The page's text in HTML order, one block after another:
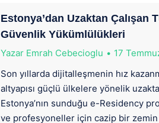
Estonya’dan Uzaktan Çalışan
Güvenlik Yükümlülükleri
Yazar Emrah Cebecioglu
17
Son yıllarda dijitalleşmenin hız
altyapısı güçlü ülkelere yönelik
Estonya’nın sunduğu e-Residency
ve profesyoneller için cazip bir